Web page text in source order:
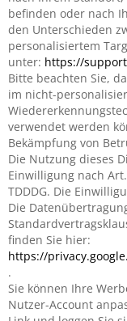
befinden oder nach
den Unterschieden
personalisiertem
unter: https://
Bitte beachten Sie,
im nicht-
verwendet werden
Bekämpfung von
Die Nutzung dieses
Einwilligung nach Art.
TDDDG. Die
Die
finden Sie hier:
https://
.
Sie können Ihre
Nutzer-Account